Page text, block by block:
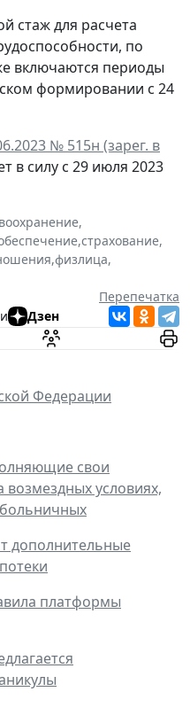
стаж для расчета
по
включаются периоды
формировании с 24
№ 515н (зарег. в
в силу с 29 июля 2023
,
,страхование,
,физлица,
Перепечатка
и Дзен
Федерации
свои
возмездных условиях,
дополнительные
платформы